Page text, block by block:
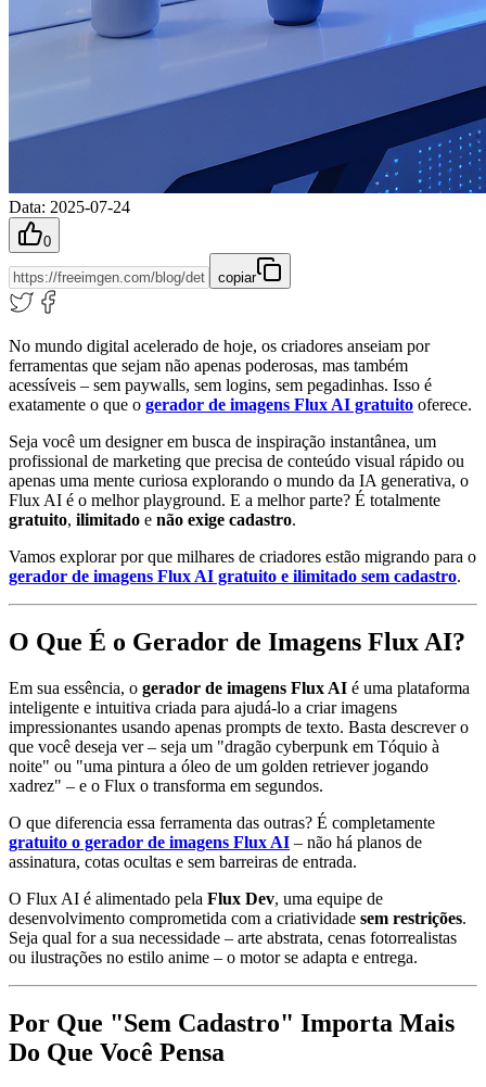
Data: 2025-07-24
0
copiar
No mundo digital acelerado de hoje, os criadores anseiam por
ferramentas que sejam não apenas poderosas, mas também
acessíveis – sem paywalls, sem logins, sem pegadinhas. Isso é
exatamente o que o gerador de imagens Flux AI gratuito oferece.
Seja você um designer em busca de inspiração instantânea, um
profissional de marketing que precisa de conteúdo visual rápido ou
apenas uma mente curiosa explorando o mundo da IA generativa, o
Flux AI é o melhor playground. E a melhor parte? É totalmente
gratuito, ilimitado e não exige cadastro.
Vamos explorar por que milhares de criadores estão migrando para o
gerador de imagens Flux AI gratuito e ilimitado sem cadastro.
O Que É o Gerador de Imagens Flux AI?
Em sua essência, o gerador de imagens Flux AI é uma plataforma
inteligente e intuitiva criada para ajudá-lo a criar imagens
impressionantes usando apenas prompts de texto. Basta descrever o
que você deseja ver – seja um "dragão cyberpunk em Tóquio à
noite" ou "uma pintura a óleo de um golden retriever jogando
xadrez" – e o Flux o transforma em segundos.
O que diferencia essa ferramenta das outras? É completamente
gratuito o gerador de imagens Flux AI – não há planos de
assinatura, cotas ocultas e sem barreiras de entrada.
O Flux AI é alimentado pela Flux Dev, uma equipe de
desenvolvimento comprometida com a criatividade sem restrições.
Seja qual for a sua necessidade – arte abstrata, cenas fotorrealistas
ou ilustrações no estilo anime – o motor se adapta e entrega.
Por Que "Sem Cadastro" Importa Mais
Do Que Você Pensa